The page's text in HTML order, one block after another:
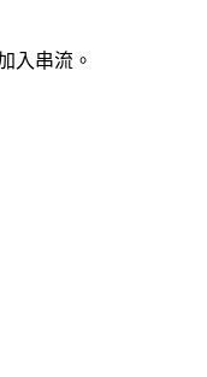
入串流。